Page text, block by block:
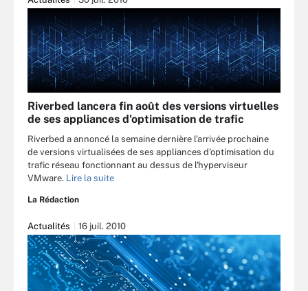
Riverbed lancera fin août des versions virtuelles
de ses appliances d'optimisation de trafic
Riverbed a annoncé la semaine dernière l'arrivée prochaine
de versions virtualisées de ses appliances d'optimisation du
trafic réseau fonctionnant au dessus de l'hyperviseur
VMware. Lire la suite
La Rédaction
Actualités 16 juil. 2010